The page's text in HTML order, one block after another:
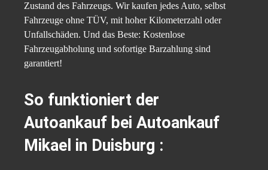
Zustand des Fahrzeugs. Wir kaufen jedes Auto, selbst
Fahrzeuge ohne TÜV, mit hoher Kilometerzahl oder
Unfallschäden. Und das Beste: Kostenlose
Fahrzeugabholung und sofortige Barzahlung sind
garantiert!
So funktioniert der
Autoankauf bei Autoankauf
Mikael in Duisburg :